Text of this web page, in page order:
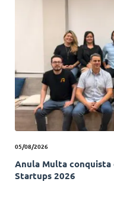
05/08/2026
Anula Multa conquista
Startups 2026